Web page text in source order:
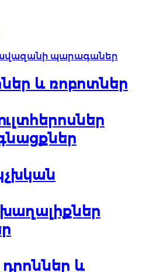
պարագաներ
և ռոբոտներ
և